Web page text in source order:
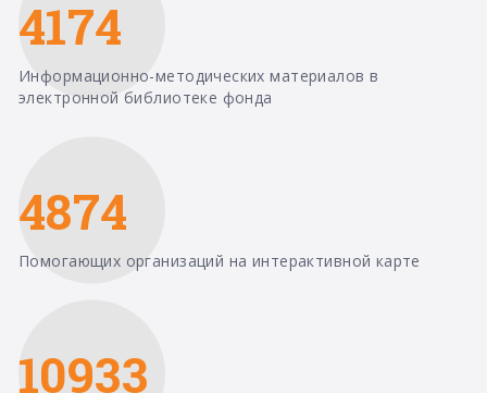
4174
Информационно-методических материалов в
электронной библиотеке фонда
4874
Помогающих организаций на интерактивной карте
10933